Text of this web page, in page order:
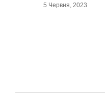
5 Червня, 2023